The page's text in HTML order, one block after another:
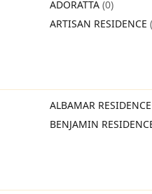
ADORATTA (0)
ARTISAN RESIDENCE
ALBAMAR RESIDENCE
BENJAMIN